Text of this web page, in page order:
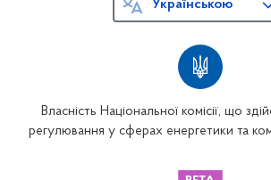
Власність Національної комісії, що
регулювання у сферах енергетики та
Українською